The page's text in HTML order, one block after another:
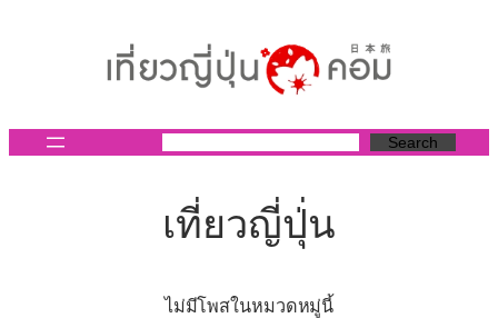
Search
เที่ยวญี่ปุ่่น
ไม่มีโพสในหมวดหมู่นี้